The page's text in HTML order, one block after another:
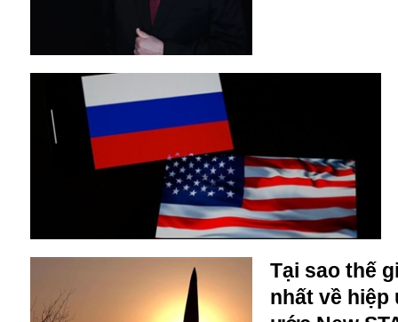
Báo Nga có gì?
Biển Đông
Barrack Obama
Bắc Kinh
Buôn bán ở Nga
Bão tuyết
Bản quyền
Bảo tàng
Tại sao thế
nhất về hiệp